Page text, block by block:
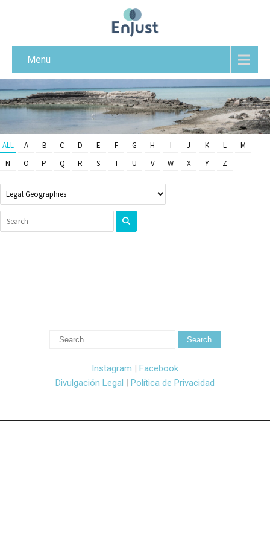
Menu
ALL A B C D E F G H I J K L
M
N
O P Q R S T U V W X Y Z
Instagram | Facebook
Divulgación Legal | Política de Privacidad